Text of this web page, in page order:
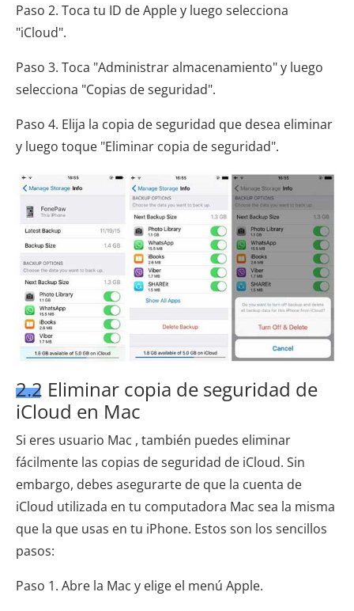
Paso 2. Toca tu ID de Apple y luego selecciona
"iCloud".
Paso 3. Toca "Administrar almacenamiento" y luego
selecciona "Copias de seguridad".
Paso 4. Elija la copia de seguridad que desea eliminar
y luego toque "Eliminar copia de seguridad".
2.2 Eliminar copia de seguridad de
iCloud en Mac
Si eres usuario Mac , también puedes eliminar
fácilmente las copias de seguridad de iCloud. Sin
embargo, debes asegurarte de que la cuenta de
iCloud utilizada en tu computadora Mac sea la misma
que la que usas en tu iPhone. Estos son los sencillos
pasos:
Paso 1. Abre la Mac y elige el menú Apple.